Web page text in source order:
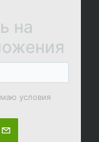
на
условия